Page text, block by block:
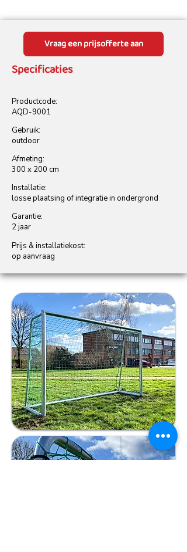
Vraag een prijsofferte aan
Specificaties
Productcode:
AQD-9001
Gebruik:
outdoor
Afmeting:
300 x 200 cm
Installatie:
losse plaatsing of integratie in ondergrond
Garantie:
2 jaar
Prijs & installatiekost:
op aanvraag